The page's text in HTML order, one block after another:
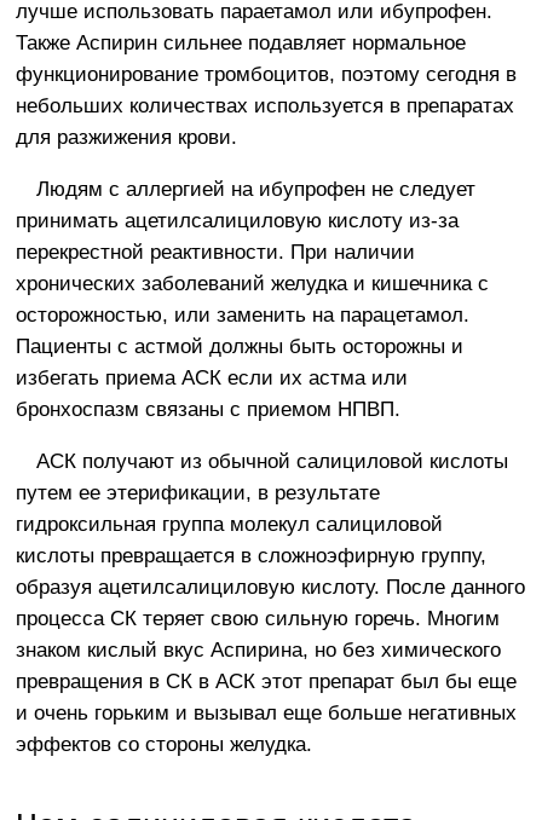
лучше использовать параетамол или ибупрофен.
Также Аспирин сильнее подавляет нормальное
функционирование тромбоцитов, поэтому сегодня в
небольших количествах используется в препаратах
для разжижения крови.
Людям с аллергией на ибупрофен не следует
принимать ацетилсалициловую кислоту из-за
перекрестной реактивности. При наличии
хронических заболеваний желудка и кишечника с
осторожностью, или заменить на парацетамол.
Пациенты с астмой должны быть осторожны и
избегать приема АСК если их астма или
бронхоспазм связаны с приемом НПВП.
АСК получают из обычной салициловой кислоты
путем ее этерификации, в результате
гидроксильная группа молекул салициловой
кислоты превращается в сложноэфирную группу,
образуя ацетилсалициловую кислоту. После данного
процесса СК теряет свою сильную горечь. Многим
знаком кислый вкус Аспирина, но без химического
превращения в СК в АСК этот препарат был бы еще
и очень горьким и вызывал еще больше негативных
эффектов со стороны желудка.